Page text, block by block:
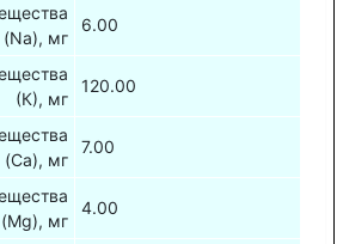
(Na), мг
6.00
(К), мг
120.00
(Са), мг
7.00
(Mg), мг
4.00